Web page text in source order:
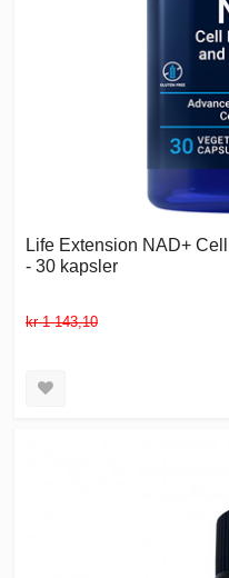
Life Extension NAD+
- 30 kapsler
kr 1 143,10